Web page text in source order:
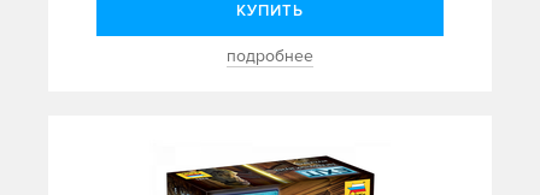
КУПИТЬ
подробнее